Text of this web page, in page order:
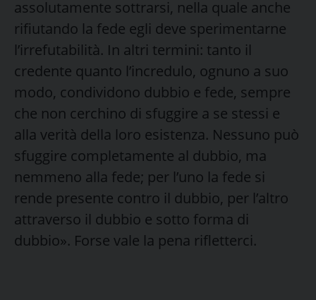
assolutamente sottrarsi, nella quale anche
rifiutando la fede egli deve sperimentarne
l’irrefutabilità. In altri termini: tanto il
credente quanto l’incredulo, ognuno a suo
modo, condividono dubbio e fede, sempre
che non cerchino di sfuggire a se stessi e
alla verità della loro esistenza. Nessuno può
sfuggire completamente al dubbio, ma
nemmeno alla fede; per l’uno la fede si
rende presente contro il dubbio, per l’altro
attraverso il dubbio e sotto forma di
dubbio». Forse vale la pena rifletterci.